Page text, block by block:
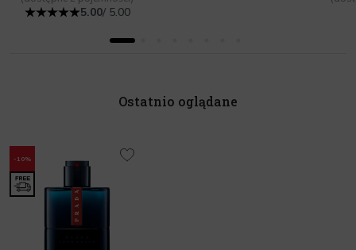
5.00/ 5.00
Ostatnio oglądane
-10%